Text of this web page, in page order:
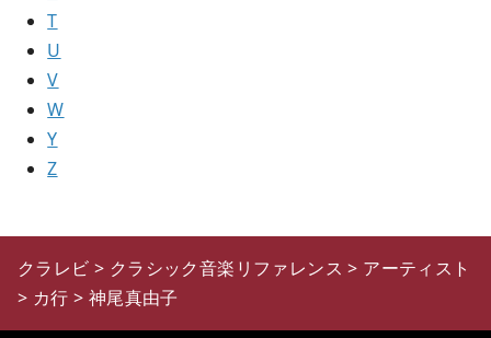
T
U
V
W
Y
Z
クラレビ > クラシック音楽リファレンス > アーティスト
> カ行 > 神尾真由子